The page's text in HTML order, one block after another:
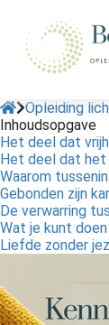
Opleiding
Inhoudsopgave
Het deel dat
Het deel dat het
Waarom
Gebonden zijn
De verwarring
Wat je kunt
Liefde zonder